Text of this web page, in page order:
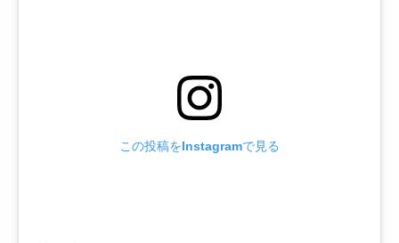
この投稿をInstagramで見る